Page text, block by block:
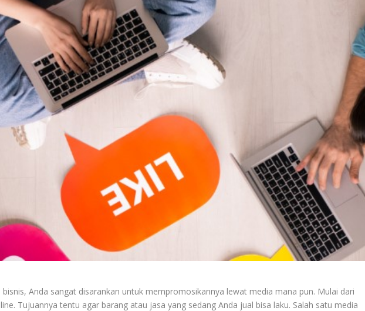
bisnis, Anda sangat disarankan untuk mempromosikannya lewat media mana pun. Mulai dari
Tujuannya tentu agar barang atau jasa yang sedang Anda jual bisa laku. Salah satu media